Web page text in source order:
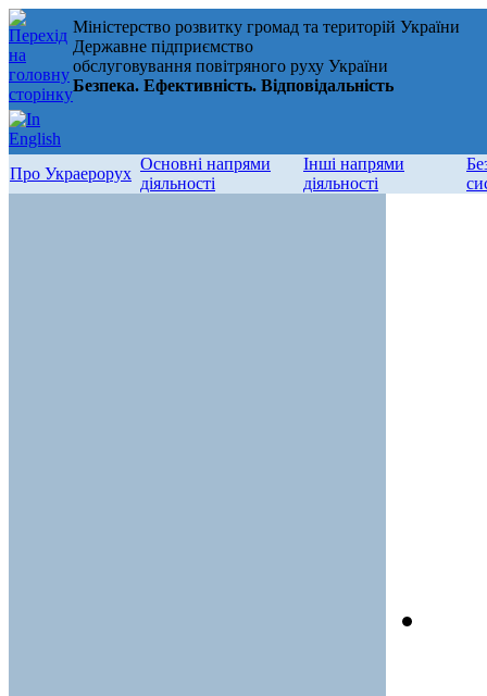
Міністерство розвитку громад та територій України
Державне підприємство
обслуговування повітряного руху України
Безпека. Ефективність. Відповідальність
Про Украерорух
Основні напрями
діяльності
Інші напрями
діяльності